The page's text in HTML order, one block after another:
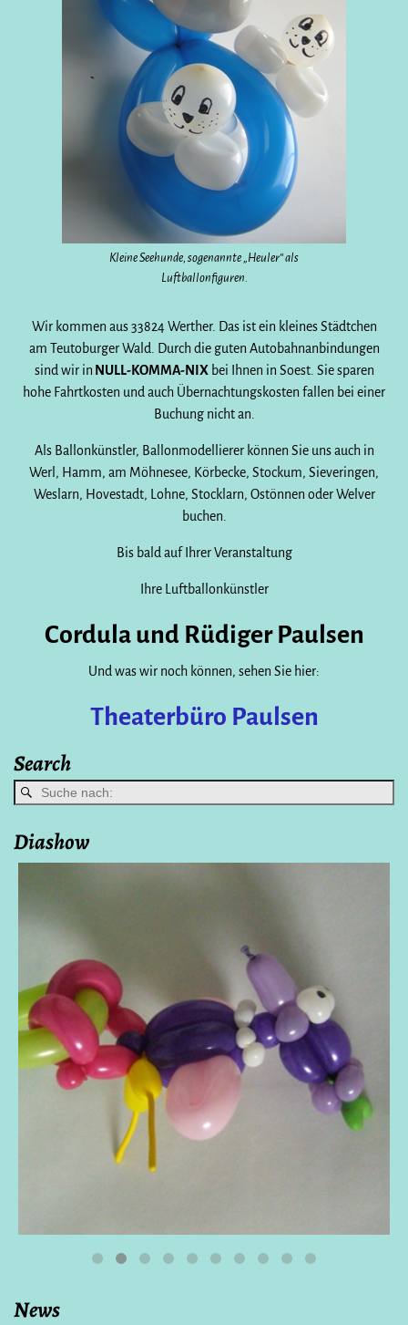
Kleine Seehunde, sogenannte „Heuler“ als
Luftballonfiguren.
Wir kommen aus 33824 Werther. Das ist ein kleines Städtchen
am Teutoburger Wald. Durch die guten Autobahnanbindungen
sind wir in NULL-KOMMA-NIXbei Ihnen in Soest. Sie sparen
hohe Fahrtkosten und auch Übernachtungskosten fallen bei einer
Buchung nicht an.
Als Ballonkünstler, Ballonmodellierer können Sie uns auch in
Werl, Hamm, am Möhnesee, Körbecke, Stockum, Sieveringen,
Weslarn, Hovestadt, Lohne, Stocklarn, Ostönnen oder Welver
buchen.
Bis bald auf Ihrer Veranstaltung
Ihre Luftballonkünstler
Cordula und Rüdiger Paulsen
Und was wir noch können, sehen Sie hier:
Theaterbüro Paulsen
Search
Diashow
News